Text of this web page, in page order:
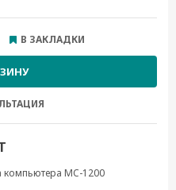
В ЗАКЛАДКИ
компьютера MC-1200